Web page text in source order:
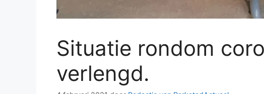
Situatie rondom
verlengd.